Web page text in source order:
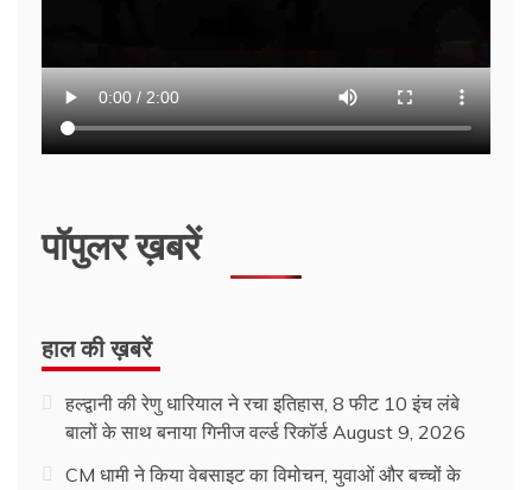
पॉपुलर ख़बरें
हाल की ख़बरें
हल्द्वानी की रेणु धारियाल ने रचा इतिहास, 8 फीट 10 इंच लंबे
बालों के साथ बनाया गिनीज वर्ल्ड रिकॉर्ड August 9, 2026
CM धामी ने किया वेबसाइट का विमोचन, युवाओं और बच्चों के